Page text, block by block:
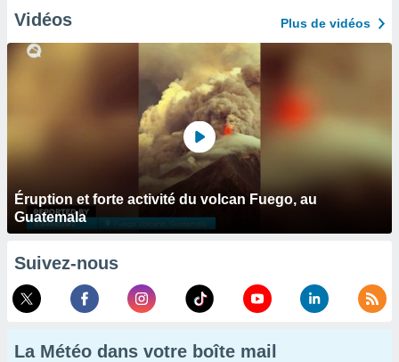
Vidéos Plus de vidéos
Éruption et forte activité du volcan Fuego, au
Guatemala
Suivez-nous
La Météo dans votre boîte mail